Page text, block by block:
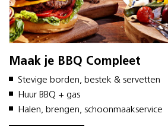
Maak je BBQ Compleet
Stevige borden, bestek & servetten
Huur BBQ + gas
Halen, brengen, schoonmaakservice